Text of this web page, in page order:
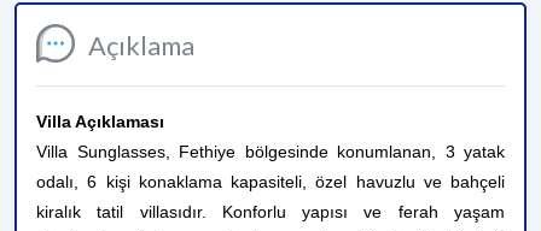
Açıklama
Villa Açıklaması
Villa Sunglasses, Fethiye bölgesinde konumlanan, 3 yatak
odalı, 6 kişi konaklama kapasiteli, özel havuzlu ve bahçeli
kiralık tatil villasıdır. Konforlu yapısı ve ferah yaşam